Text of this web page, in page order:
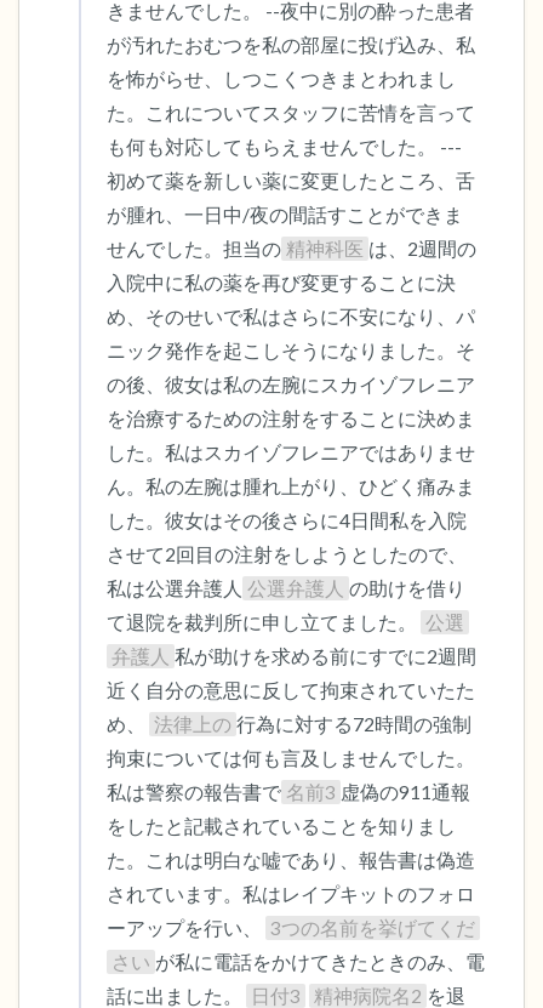
きませんでした。 --夜中に別の酔った患者
が汚れたおむつを私の部屋に投げ込み、私
を怖がらせ、しつこくつきまとわれまし
た。これについてスタッフに苦情を言って
も何も対応してもらえませんでした。 ---
初めて薬を新しい薬に変更したところ、舌
が腫れ、一日中/夜の間話すことができま
せんでした。担当の 精神科医 は、2週間の
入院中に私の薬を再び変更することに決
め、そのせいで私はさらに不安になり、パ
ニック発作を起こしそうになりました。そ
の後、彼女は私の左腕にスカイゾフレニア
を治療するための注射をすることに決めま
した。私はスカイゾフレニアではありませ
ん。私の左腕は腫れ上がり、ひどく痛みま
した。彼女はその後さらに4日間私を入院
させて2回目の注射をしようとしたので、
私は公選弁護人 公選弁護人 の助けを借り
て退院を裁判所に申し立てました。
公選
弁護人 私が助けを求める前にすでに2週間
近く自分の意思に反して拘束されていたた
め、
法律上の 行為に対する72時間の強制
拘束については何も言及しませんでした。
私は警察の報告書で 名前3 虚偽の911通報
をしたと記載されていることを知りまし
た。これは明白な嘘であり、報告書は偽造
されています。私はレイプキットのフォロ
ーアップを行い、
3つの名前を挙げてくだ
さい が私に電話をかけてきたときのみ、電
話に出ました。
日付3 精神病院名2 を退